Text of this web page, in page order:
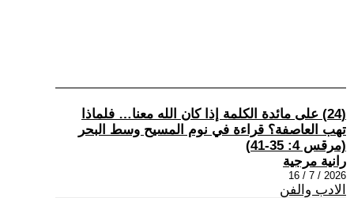
(24) على مائدة الكلمة إذا كان الله معنا… فلماذا
تهب العاصفة؟ قراءة في نوم المسيح وسط البحر
(مرقس 4: 35-41)
رانية مرجية
2026 / 7 / 16
الادب والفن